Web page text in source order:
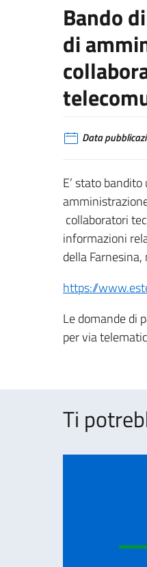
Bando
di
Data
E’ stato
collaboratori
informazioni
della
https://
Le domande di
per via
Ti